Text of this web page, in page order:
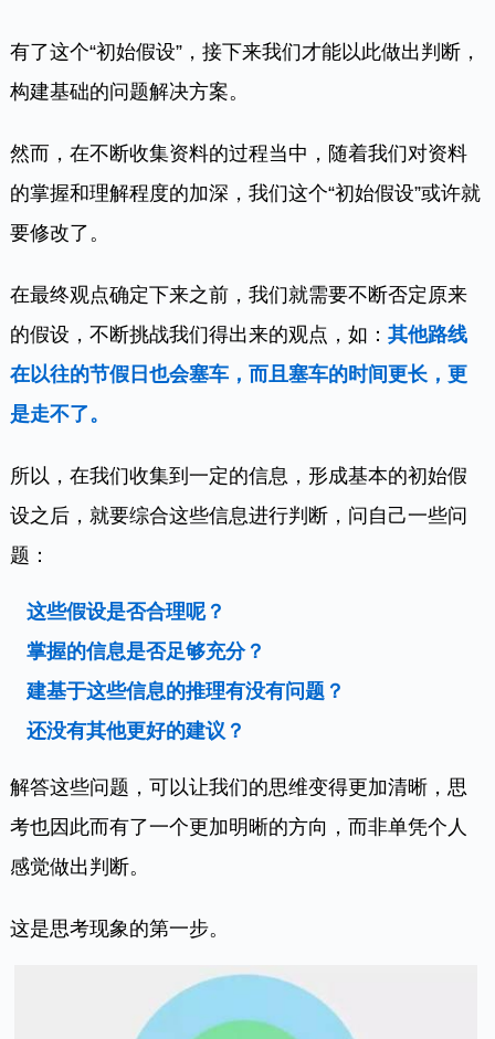
有了这个“初始假设”，接下来我们才能以此做出判断，
构建基础的问题解决方案。
然而，在不断收集资料的过程当中，随着我们对资料
的掌握和理解程度的加深，我们这个“初始假设”或许就
要修改了。
在最终观点确定下来之前，我们就需要不断否定原来
的假设，不断挑战我们得出来的观点，如：其他路线
在以往的节假日也会塞车，而且塞车的时间更长，更
是走不了。
所以，在我们收集到一定的信息，形成基本的初始假
设之后，就要综合这些信息进行判断，问自己一些问
题：
这些假设是否合理呢？
掌握的信息是否足够充分？
建基于这些信息的推理有没有问题？
还没有其他更好的建议？
解答这些问题，可以让我们的思维变得更加清晰，思
考也因此而有了一个更加明晰的方向，而非单凭个人
感觉做出判断。
这是思考现象的第一步。